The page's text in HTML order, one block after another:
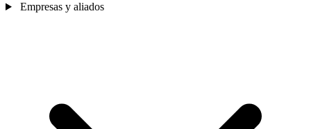
Empresas y aliados